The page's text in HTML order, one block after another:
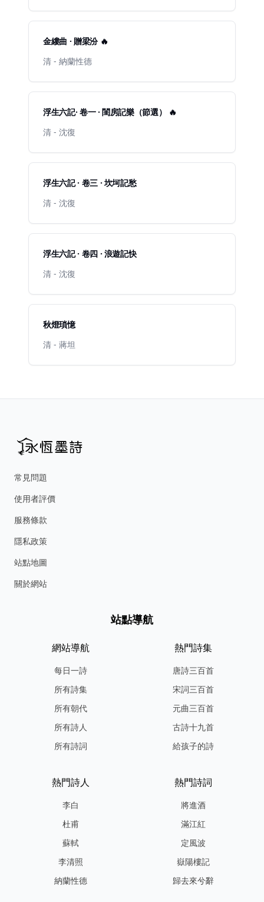
金縷曲 · 贈梁汾 🔥
清 - 納蘭性德
浮生六記· 卷一 · 閨房記樂（節選） 🔥
清 - 沈復
浮生六記 · 卷三 · 坎坷記愁
清 - 沈復
浮生六記 · 卷四 · 浪遊記快
清 - 沈復
秋燈瑣憶
清 - 蔣坦
常見問題
使用者評價
服務條款
隱私政策
站點地圖
關於網站
站點導航
網站導航
每日一詩
所有詩集
所有朝代
所有詩人
所有詩詞
熱門詩集
唐詩三百首
宋詞三百首
元曲三百首
古詩十九首
給孩子的詩
熱門詩人
李白
杜甫
蘇軾
李清照
納蘭性德
熱門詩詞
將進酒
滿江紅
定風波
嶽陽樓記
歸去來兮辭